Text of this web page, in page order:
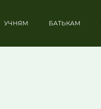
УЧНЯМ БАТЬКАМ